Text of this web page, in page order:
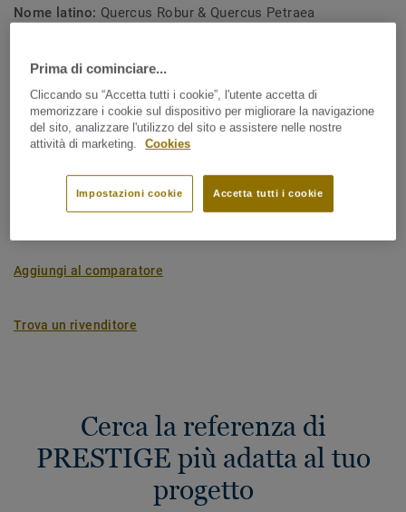
Nome latino: Quercus Robur & Quercus Petraea
Impronta di carbonio (dalla nascita alla consegna del
prodotto)
-4.35 kg CO
IMPRONTA DI CARBONIO DEL MIO PROGETTO
Aggiungi al comparatore
Trova un rivenditore
Cerca la referenza di
PRESTIGE più adatta al tuo
progetto
Prima di cominciare...
Cliccando su “Accetta tutti i cookie”, l'utente accetta di
memorizzare i cookie sul dispositivo per migliorare la navigazione
del sito, analizzare l'utilizzo del sito e assistere nelle nostre
attività di marketing.
Cookies
Accetta tutti i cookie
Impostazioni cookie